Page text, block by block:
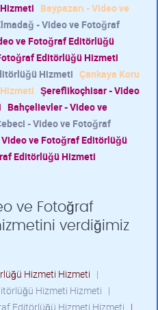
Baypazarı - Video ve
- Video ve Fotoğraf
ve Fotoğraf Editörlüğü
Editörlüğü Hizmeti
Hizmeti Çankaya Koru
Şereflikoçhisar - Video
Bahçelievler - Video ve
- Video ve Fotoğraf
ve Fotoğraf Editörlüğü
Editörlüğü Hizmeti
ve Fotoğraf
verdiğimiz
Hizmeti Hizmeti |
Hizmeti Hizmeti |
Editörlüğü Hizmeti Hizmeti |